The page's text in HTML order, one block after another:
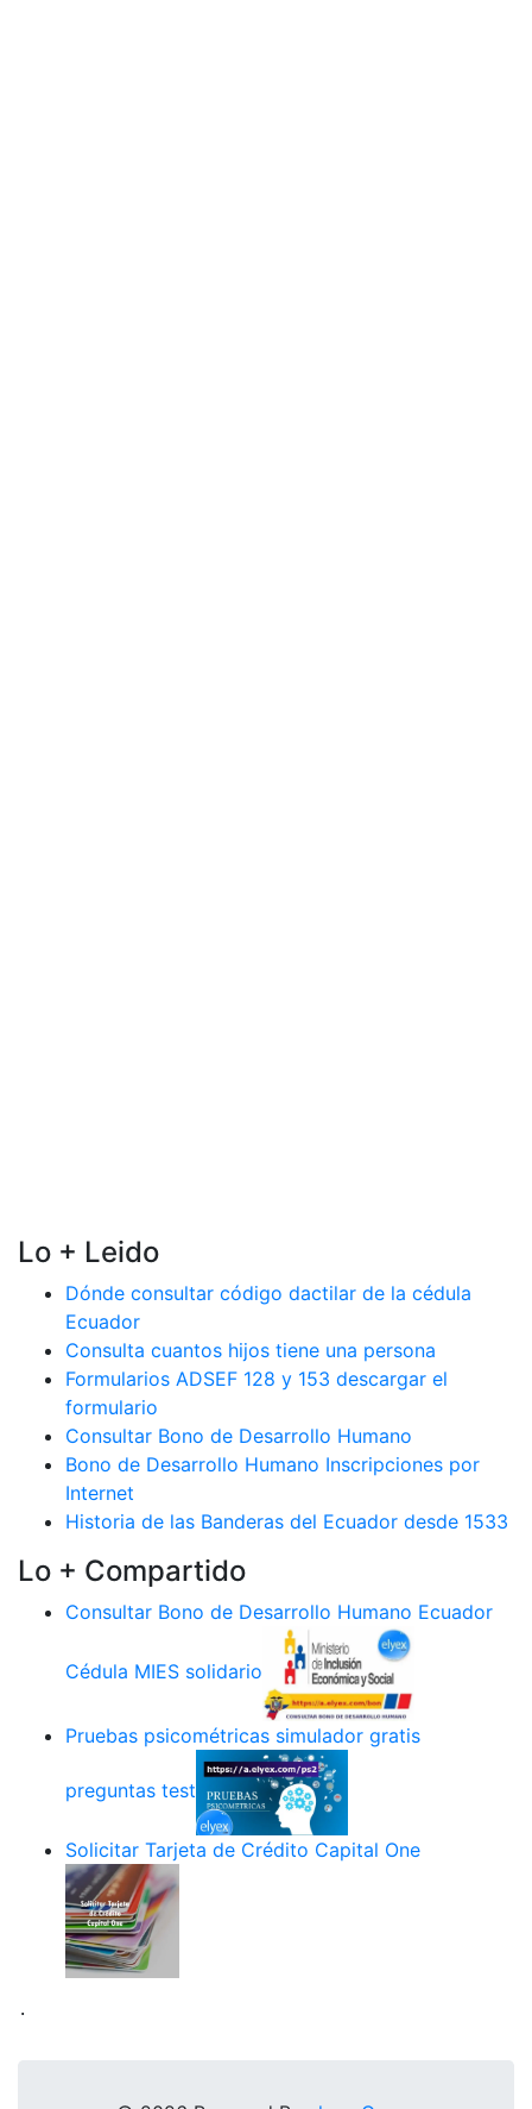
Lo + Leido
Dónde consultar código dactilar de la cédula
Ecuador
Consulta cuantos hijos tiene una persona
Formularios ADSEF 128 y 153 descargar el
formulario
Consultar Bono de Desarrollo Humano
Bono de Desarrollo Humano Inscripciones por
Internet
Historia de las Banderas del Ecuador desde 1533
Lo + Compartido
Consultar Bono de Desarrollo Humano Ecuador
Cédula MIES solidario
Pruebas psicométricas simulador gratis
preguntas test
Solicitar Tarjeta de Crédito Capital One
.